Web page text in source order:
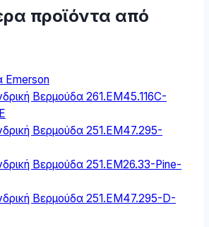
προϊόντα από
Emerson
Βερμούδα 261.EM45.116C-
Βερμούδα 251.EM47.295-
Βερμούδα 251.EM26.33-Pine-
Βερμούδα 251.EM47.295-D-